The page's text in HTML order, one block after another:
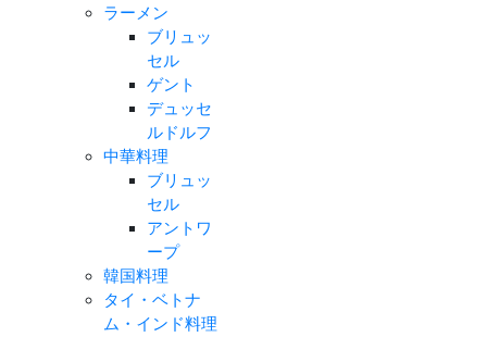
ラーメン
ブリュッ
セル
ゲント
デュッセ
ルドルフ
中華料理
ブリュッ
セル
アントワ
ープ
韓国料理
タイ・ベトナ
ム・インド料理